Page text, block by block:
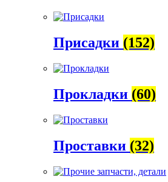
Присадки (152)
Прокладки (60)
Проставки (32)